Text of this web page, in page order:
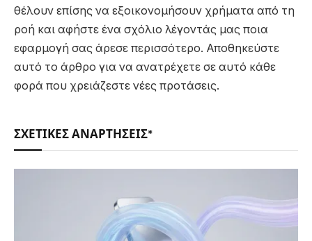
θέλουν επίσης να εξοικονομήσουν χρήματα από τη
ροή και αφήστε ένα σχόλιο λέγοντάς μας ποια
εφαρμογή σας άρεσε περισσότερο. Αποθηκεύστε
αυτό το άρθρο για να ανατρέχετε σε αυτό κάθε
φορά που χρειάζεστε νέες προτάσεις.
ΣΧΕΤΙΚΈΣ ΑΝΑΡΤΉΣΕΙΣ*